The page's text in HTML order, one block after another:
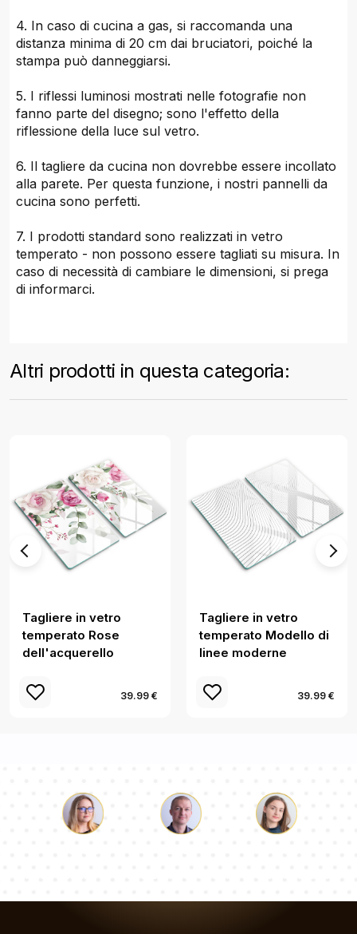
4. In caso di cucina a gas, si raccomanda una
distanza minima di 20 cm dai bruciatori, poiché la
stampa può danneggiarsi.
5. I riflessi luminosi mostrati nelle fotografie non
fanno parte del disegno; sono l'effetto della
riflessione della luce sul vetro.
6. Il tagliere da cucina non dovrebbe essere incollato
alla parete. Per questa funzione, i nostri pannelli da
cucina sono perfetti.
7. I prodotti standard sono realizzati in vetro
temperato - non possono essere tagliati su misura. In
caso di necessità di cambiare le dimensioni, si prega
di informarci.
Altri prodotti in questa categoria:
Tagliere in vetro
temperato Rose
dell'acquerello
39.99 €
Tagliere in vetro
temperato Modello di
linee moderne
39.99 €